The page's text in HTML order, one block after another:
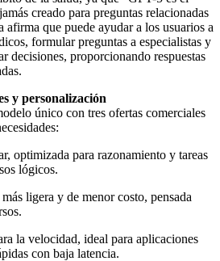
creado para preguntas relacionadas
afirma que puede ayudar a los usuarios a
formular preguntas a especialistas y
decisiones, proporcionando respuestas
y personalización
único con tres ofertas comerciales
optimizada para razonamiento y tareas
lógicos.
ligera y de menor costo, pensada
la velocidad, ideal para aplicaciones
con baja latencia.